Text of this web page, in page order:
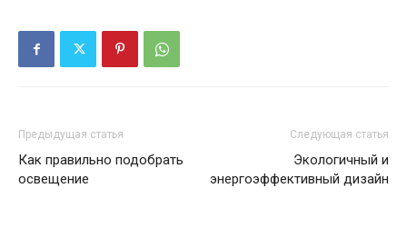
Предыдущая статья
Как правильно подобрать
освещение
Следующая статья
Экологичный и
энергоэффективный дизайн